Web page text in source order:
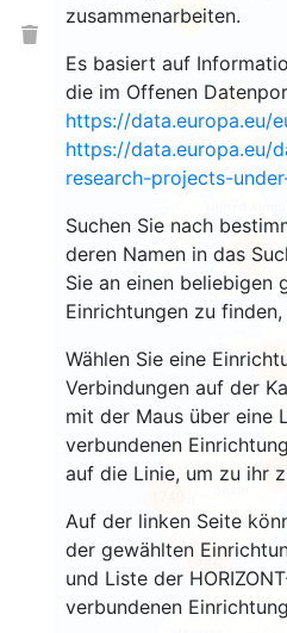
zusammenarbeiten.
Es basiert auf
die im Offenen
https://data.europa.eu/
https://data.europa.eu/
research-projects-
Suchen Sie nach
deren Namen in das
Sie an einen beliebigen
Einrichtungen zu
Wählen Sie eine
Verbindungen auf der
mit der Maus über eine
verbundenen
auf die Linie, um zu ihr
Auf der linken Seite
der gewählten
und Liste der
verbundenen
12
25
4924
392
688